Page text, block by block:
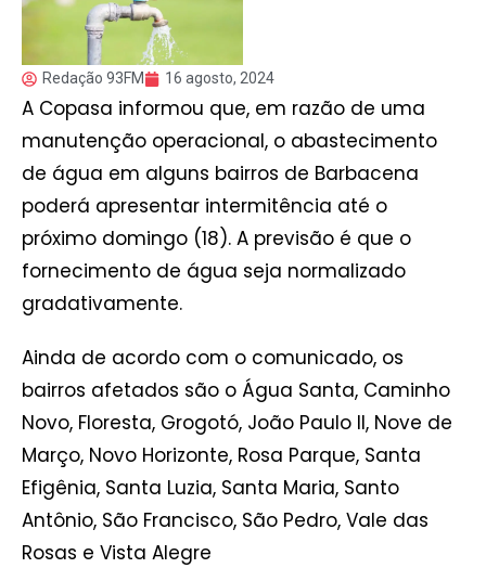
Redação 93FM 16 agosto, 2024
A Copasa informou que, em razão de uma
manutenção operacional, o abastecimento
de água em alguns bairros de Barbacena
poderá apresentar intermitência até o
próximo domingo (18). A previsão é que o
fornecimento de água seja normalizado
gradativamente.
Ainda de acordo com o comunicado, os
bairros afetados são o Água Santa, Caminho
Novo, Floresta, Grogotó, João Paulo II, Nove de
Março, Novo Horizonte, Rosa Parque, Santa
Efigênia, Santa Luzia, Santa Maria, Santo
Antônio, São Francisco, São Pedro, Vale das
Rosas e Vista Alegre